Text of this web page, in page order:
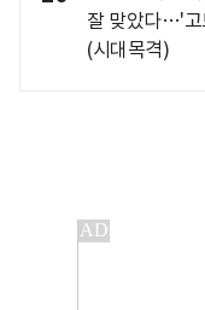
잘 맞았다…'고
(시대목격)